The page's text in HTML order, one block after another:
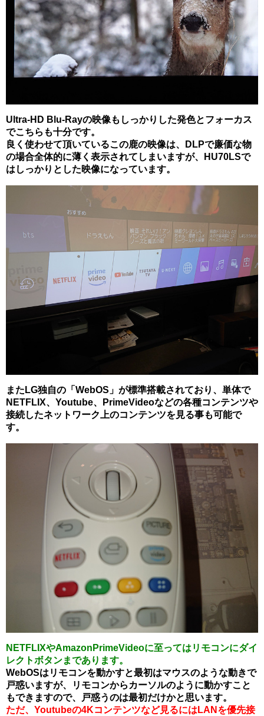
Ultra-HD Blu-Rayの映像もしっかりした発色とフォーカス
でこちらも十分です。
良く使わせて頂いているこの鹿の映像は、DLPで廉価な物
の場合全体的に薄く表示されてしまいますが、HU70LSで
はしっかりとした映像になっています。
またLG独自の「WebOS」が標準搭載されており、単体で
NETFLIX、Youtube、PrimeVideoなどの各種コンテンツや
接続したネットワーク上のコンテンツを見る事も可能で
す。
NETFLIXやAmazonPrimeVideoに至ってはリモコンにダイ
レクトボタンまであります。
WebOSはリモコンを動かすと最初はマウスのような動きで
戸惑いますが、リモコンからカーソルのように動かすこと
もできますので、戸惑うのは最初だけかと思います。
ただ、Youtubeの4Kコンテンツなど見るにはLANを優先接